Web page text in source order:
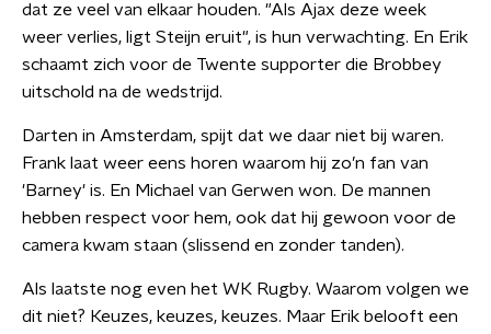
dat ze veel van elkaar houden. "Als Ajax deze week
weer verlies, ligt Steijn eruit", is hun verwachting. En Erik
schaamt zich voor de Twente supporter die Brobbey
uitschold na de wedstrijd.
Darten in Amsterdam, spijt dat we daar niet bij waren.
Frank laat weer eens horen waarom hij zo’n fan van
'Barney' is. En Michael van Gerwen won. De mannen
hebben respect voor hem, ook dat hij gewoon voor de
camera kwam staan (slissend en zonder tanden).
Als laatste nog even het WK Rugby. Waarom volgen we
dit niet? Keuzes, keuzes, keuzes. Maar Erik belooft een